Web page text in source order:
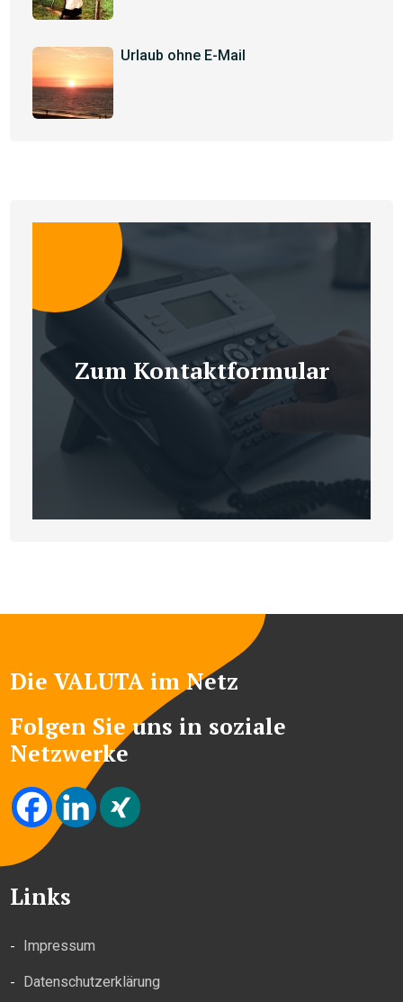
Urlaub ohne E-Mail
Zum Kontaktformular
Die VALUTA im Netz
Folgen Sie uns in soziale
Netzwerke
Links
Impressum
Datenschutzerklärung